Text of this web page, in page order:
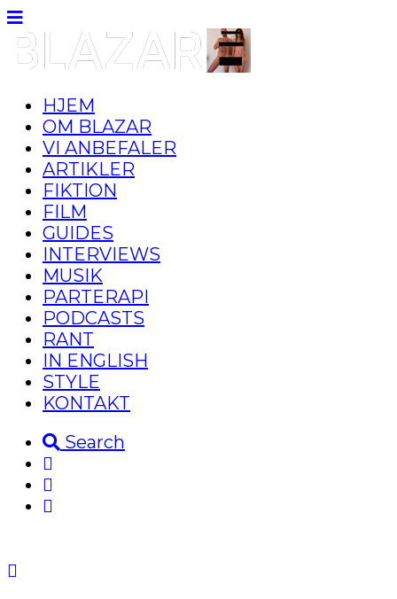
HJEM
OM BLAZAR
VI ANBEFALER
ARTIKLER
FIKTION
FILM
GUIDES
INTERVIEWS
MUSIK
PARTERAPI
PODCASTS
RANT
IN ENGLISH
STYLE
KONTAKT
Search